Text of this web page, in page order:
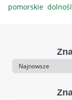
pomorskie
Sortowanie